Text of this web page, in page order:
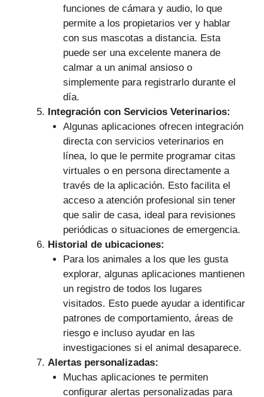
funciones de cámara y audio, lo que
permite a los propietarios ver y hablar
con sus mascotas a distancia. Esta
puede ser una excelente manera de
calmar a un animal ansioso o
simplemente para registrarlo durante el
día.
Integración con Servicios Veterinarios:
Algunas aplicaciones ofrecen integración
directa con servicios veterinarios en
línea, lo que le permite programar citas
virtuales o en persona directamente a
través de la aplicación. Esto facilita el
acceso a atención profesional sin tener
que salir de casa, ideal para revisiones
periódicas o situaciones de emergencia.
Historial de ubicaciones:
Para los animales a los que les gusta
explorar, algunas aplicaciones mantienen
un registro de todos los lugares
visitados. Esto puede ayudar a identificar
patrones de comportamiento, áreas de
riesgo e incluso ayudar en las
investigaciones si el animal desaparece.
Alertas personalizadas:
Muchas aplicaciones te permiten
configurar alertas personalizadas para